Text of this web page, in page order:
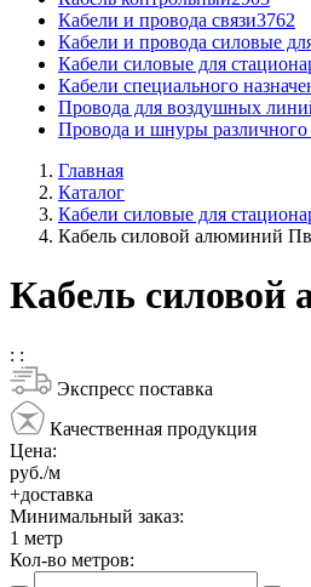
Кабели и провода связи3762
Кабели и провода силовые
Кабели силовые для
Кабели специального
Провода для воздушных
Провода и шнуры различного
Главная
Каталог
Кабели силовые для
Кабель силовой алюминий
Кабель
: :
Экспресс поставка
Качественная продукция
Цена:
руб./м
+доставка
Минимальный заказ:
1 метр
Кол-во метров: